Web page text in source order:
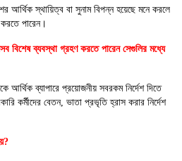
আর্থিক স্থায়িত্ব বা সুনাম বিপন্ন হয়েছে মনে করলে
পারেন।
বিশেষ ব্যবস্থা গ্রহণ করতে পারেন সেগুলির মধ্যে
আর্থিক ব্যাপারে প্রয়োজনীয় সবরকম নির্দেশ দিতে
কর্মীদের বেতন, ভাতা প্রভৃতি হ্রাস করার নির্দেশ